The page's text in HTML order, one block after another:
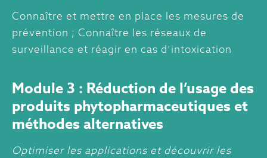
Connaître et mettre en place les mesures de
prévention ; Connaître les réseaux de
surveillance et réagir en cas d’intoxication
Module 3 : Réduction de l’usage des
produits phytopharmaceutiques et
méthodes alternatives
Optimiser les applications et découvrir les